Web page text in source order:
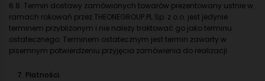
6.8. Termin dostawy zamówionych towarów prezentowany ustnie w
ramach rokowań przez THEONEGROUP.PL Sp. z o.o. jest jedynie
terminem przybliżonym i nie należy traktować go jako terminu
ostatecznego. Terminem ostatecznym jest termin zawarty w
pisemnym potwierdzeniu przyjęcia zamówienia do realizacji.
7. Płatności.